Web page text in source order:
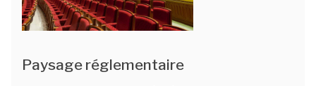
Paysage réglementaire